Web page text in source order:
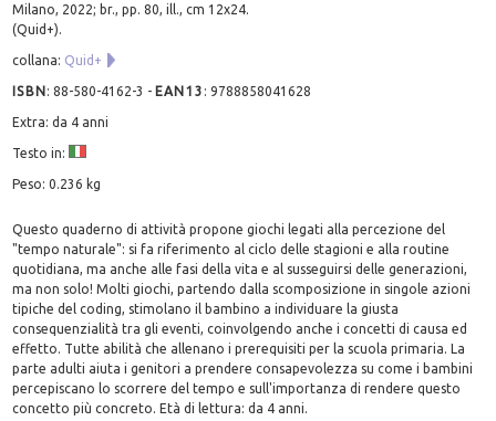
Milano, 2022; br., pp. 80, ill., cm 12x24.
(Quid+).
collana: Quid+
ISBN:88-580-4162-3 - EAN13 :9788858041628
Extra: da 4 anni
Testo in:
Peso: 0.236 kg
Questo quaderno di attività propone giochi legati alla percezione del
"tempo naturale": si fa riferimento al ciclo delle stagioni e alla routine
quotidiana, ma anche alle fasi della vita e al susseguirsi delle generazioni,
ma non solo! Molti giochi, partendo dalla scomposizione in singole azioni
tipiche del coding, stimolano il bambino a individuare la giusta
consequenzialità tra gli eventi, coinvolgendo anche i concetti di causa ed
effetto. Tutte abilità che allenano i prerequisiti per la scuola primaria. La
parte adulti aiuta i genitori a prendere consapevolezza su come i bambini
percepiscano lo scorrere del tempo e sull'importanza di rendere questo
concetto più concreto. Età di lettura: da 4 anni.